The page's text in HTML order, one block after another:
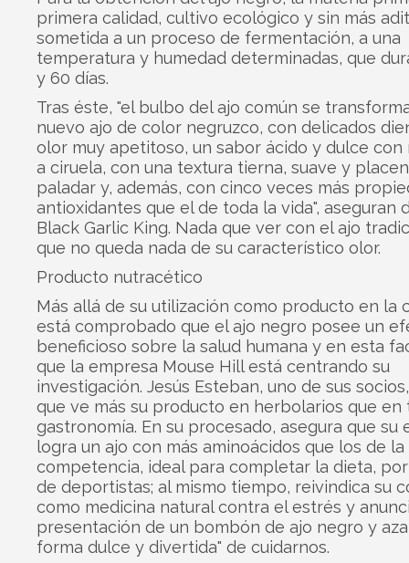
primera calidad, cultivo ecológico y sin más
sometida a un proceso de fermentación, a una
temperatura y humedad determinadas, que
y 60 días.
Tras éste, "el bulbo del ajo común se
nuevo ajo de color negruzco, con delicados
olor muy apetitoso, un sabor ácido y dulce con
a ciruela, con una textura tierna, suave y
paladar y, además, con cinco veces más
antioxidantes que el de toda la vida", aseguran
Black Garlic King. Nada que ver con el ajo
que no queda nada de su característico olor.
Producto nutracético
Más allá de su utilización como producto en la
está comprobado que el ajo negro posee un
beneficioso sobre la salud humana y en esta
que la empresa Mouse Hill está centrando su
investigación. Jesús Esteban, uno de sus
que ve más su producto en herbolarios que en
gastronomía. En su procesado, asegura que su
logra un ajo con más aminoácidos que los de la
competencia, ideal para completar la dieta,
de deportistas; al mismo tiempo, reivindica su
como medicina natural contra el estrés y
presentación de un bombón de ajo negro y
forma dulce y divertida" de cuidarnos.